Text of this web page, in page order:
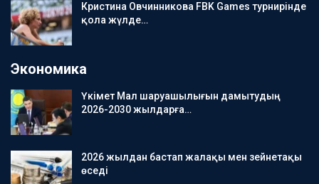
Кристина Овчинникова FBK Games турнирінде
қола жүлде…
Экономика
Үкімет Мал шаруашылығын дамытудың
2026-2030 жылдарға…
2026 жылдан бастап жалақы мен зейнетақы
өседі